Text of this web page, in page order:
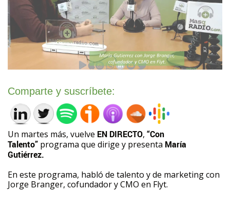
Comparte y suscríbete:
Un martes más, vuelve EN DIRECTO, “Con
Talento” programa que dirige y presenta María
Gutiérrez.
En este programa, habló de talento y de marketing con
Jorge Branger, cofundador y CMO en Flyt.